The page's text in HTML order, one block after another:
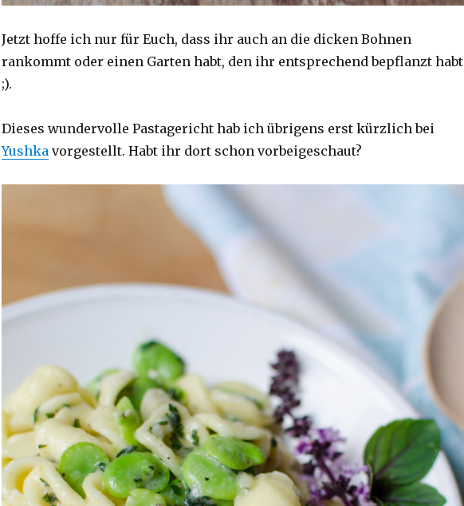
Jetzt hoffe ich nur für Euch, dass ihr auch an die dicken Bohnen
rankommt oder einen Garten habt, den ihr entsprechend bepflanzt habt
;).
Dieses wundervolle Pastagericht hab ich übrigens erst kürzlich bei
Yushkavorgestellt. Habt ihr dort schon vorbeigeschaut?